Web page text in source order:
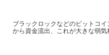
ブラックロックなどのビットコイ
から資金流出、これが大きな弱気